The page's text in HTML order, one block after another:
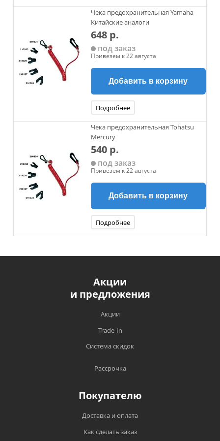
Чека предохранительная Yamaha
Китайские аналоги
648 р.
под заказ
Привезем к 22 августа
Добавить в корзину
Подробнее
Чека предохранительная Tohatsu
Mercury
540 р.
под заказ
Привезем к 22 августа
Добавить в корзину
Подробнее
Акции
и предложения
Акции
Trade-In
Система скидок
Рассрочка
Покупателю
Доставка и оплата
Как сделать заказ